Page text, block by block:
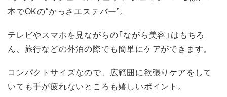
本でOKの“かっさエステバー”。
テレビやスマホを見ながらの「ながら美容」はもちろ
ん、旅行などの外泊の際でも簡単にケアができます。
コンパクトサイズなので、広範囲に欲張りケアをして
いても手が疲れないところも嬉しいポイント。